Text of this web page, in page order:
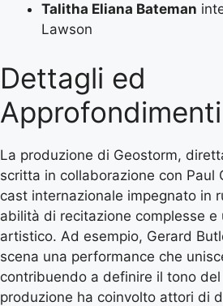
Talitha Eliana Bateman
Lawson
Dettagli ed
Approfondimenti
La produzione di Geostorm,
scritta in collaborazione con Paul
cast internazionale impegnato in
abilità di recitazione complesse
artistico. Ad esempio, Gerard
scena una performance che
contribuendo a definire il tono
produzione ha coinvolto attori di